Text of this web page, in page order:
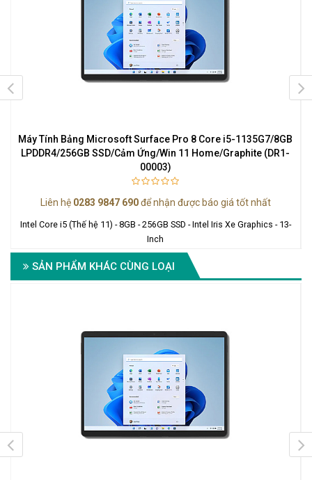
Máy Tính Bảng Microsoft Surface Pro 8 Core i5-1135G7/8GB
LPDDR4/256GB SSD/Cảm Ứng/Win 11 Home/Graphite (DR1-
00003)
Liên hệ 0283 9847 690để nhận được báo giá tốt nhất
Intel Core i5 (Thế hệ 11) - 8GB - 256GB SSD - Intel Iris Xe Graphics - 13-
Inch
SẢN PHẨM KHÁC CÙNG LOẠI